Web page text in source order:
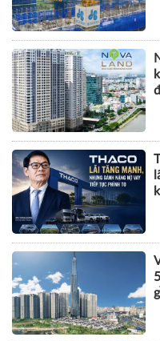
KHOA HỌC QUẢN